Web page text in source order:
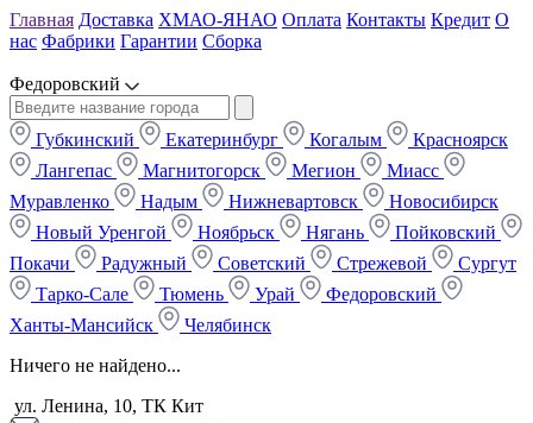
Главная Доставка ХМАО-ЯНАО Оплата Контакты Кредит О
нас Фабрики Гарантии Сборка
Федоровский
Губкинский Екатеринбург Когалым
Красноярск
Лангепас
Магнитогорск Мегион
Миасс
Муравленко
Надым Нижневартовск
Новосибирск
Новый Уренгой
Ноябрьск Нягань
Пойковский
Покачи
Радужный Советский Стрежевой
Сургут
Тарко-Сале
Тюмень Урай
Федоровский
Ханты-Мансийск
Челябинск
Ничего не найдено...
ул. Ленина, 10, ТК Кит